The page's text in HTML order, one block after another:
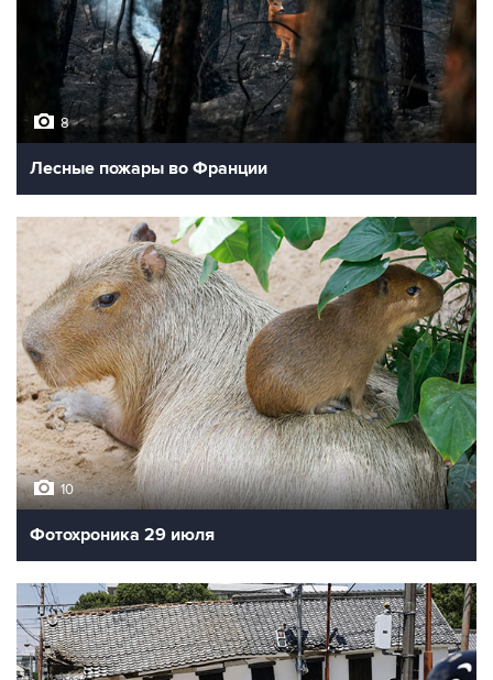
8
Лесные пожары во Франции
10
Фотохроника 29 июля